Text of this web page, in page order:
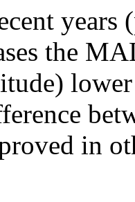
years
the
in